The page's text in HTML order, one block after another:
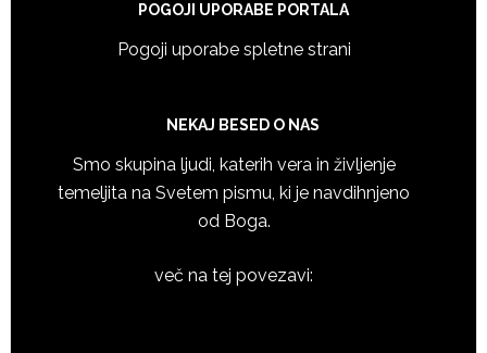
POGOJI UPORABE PORTALA
Pogoji uporabe spletne strani
NEKAJ BESED O NAS
Smo skupina ljudi, katerih vera in življenje
temeljita na Svetem pismu, ki je navdihnjeno
od Boga.
več na tej povezavi: